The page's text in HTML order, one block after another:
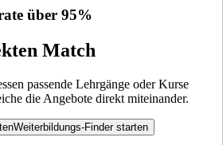
über 95%
Match
passende Lehrgänge oder Kurse
die Angebote direkt miteinander.
Weiterbildungs-Finder starten